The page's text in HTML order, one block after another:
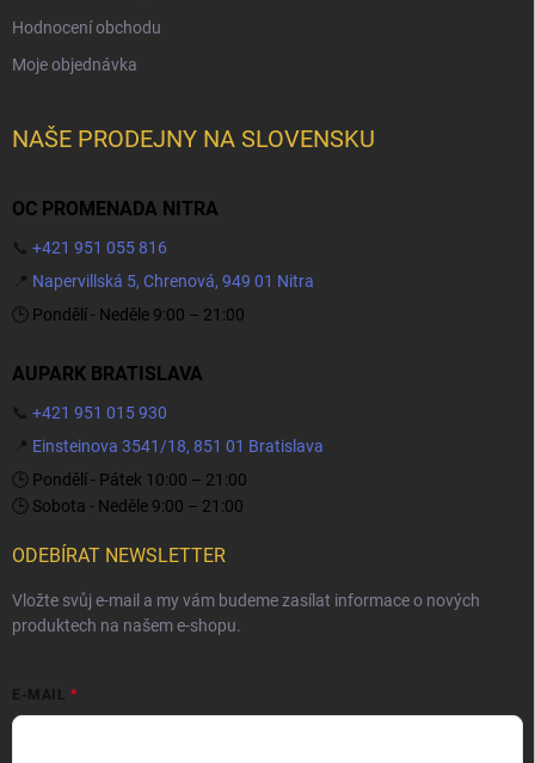
Hodnocení obchodu
Moje objednávka
NAŠE PRODEJNY NA SLOVENSKU
OC PROMENADA NITRA
📞 +421 951 055 816
📍 Napervillská 5, Chrenová, 949 01 Nitra
🕒 Pondělí - Neděle 9:00 – 21:00
AUPARK BRATISLAVA
📞 +421 951 015 930
📍 Einsteinova 3541/18, 851 01 Bratislava
🕒 Pondělí - Pátek 10:00 – 21:00
🕒 Sobota - Neděle 9:00 – 21:00
ODEBÍRAT NEWSLETTER
Vložte svůj e-mail a my vám budeme zasílat informace o nových
produktech na našem e-shopu.
E-MAIL